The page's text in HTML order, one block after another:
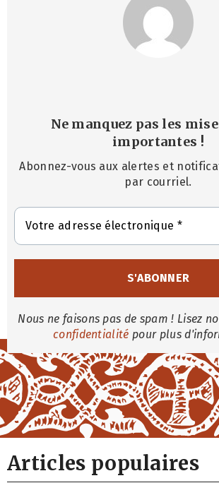
Ne manquez pas les
importantes !
Abonnez-vous aux alertes et
par courriel.
Nous ne faisons pas de spam ! Lisez
confidentialité pour plus
Articles populaires